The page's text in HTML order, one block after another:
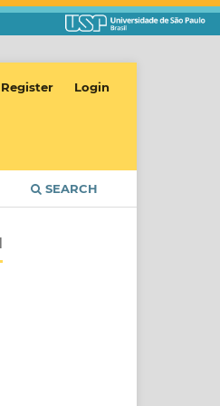
SEARCH
Register Login